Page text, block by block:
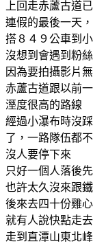
上回走赤蘆古道
連假的最後一天
搭８４９公車到
沒想到會遇到粉
因為要拍攝影片
赤蘆古道跟以前
溼度很高的路線
經過小瀑布時沒
了，一路隊伍都
沒人要停下來
只好一個人落後
也許太久沒來跟
後來去四十份雞
就有人說快點走
走到直潭山東北